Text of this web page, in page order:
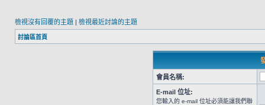
檢視沒有回覆的主題 | 檢視最近討論的主題
討論區首頁
會員名稱:
E-mail 位址:
您輸入的 e-mail 位址必須能讓我們聯